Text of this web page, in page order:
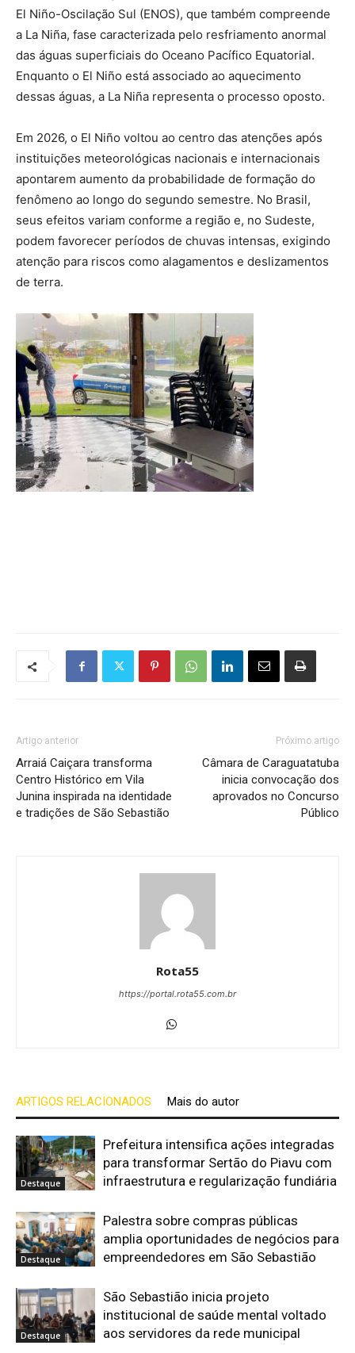
El Niño-Oscilação Sul (ENOS), que também compreende
a La Niña, fase caracterizada pelo resfriamento anormal
das águas superficiais do Oceano Pacífico Equatorial.
Enquanto o El Niño está associado ao aquecimento
dessas águas, a La Niña representa o processo oposto.
Em 2026, o El Niño voltou ao centro das atenções após
instituições meteorológicas nacionais e internacionais
apontarem aumento da probabilidade de formação do
fenômeno ao longo do segundo semestre. No Brasil,
seus efeitos variam conforme a região e, no Sudeste,
podem favorecer períodos de chuvas intensas, exigindo
atenção para riscos como alagamentos e deslizamentos
de terra.
Artigo anterior
Arraiá Caiçara transforma
Centro Histórico em Vila
Junina inspirada na identidade
e tradições de São Sebastião
Próximo artigo
Câmara de Caraguatatuba
inicia convocação dos
aprovados no Concurso
Público
Rota55
https://portal.rota55.com.br
ARTIGOS RELACIONADOS Mais do autor
Destaque
Prefeitura intensifica ações integradas
para transformar Sertão do Piavu com
infraestrutura e regularização fundiária
Destaque
Palestra sobre compras públicas
amplia oportunidades de negócios para
empreendedores em São Sebastião
Destaque
São Sebastião inicia projeto
institucional de saúde mental voltado
aos servidores da rede municipal